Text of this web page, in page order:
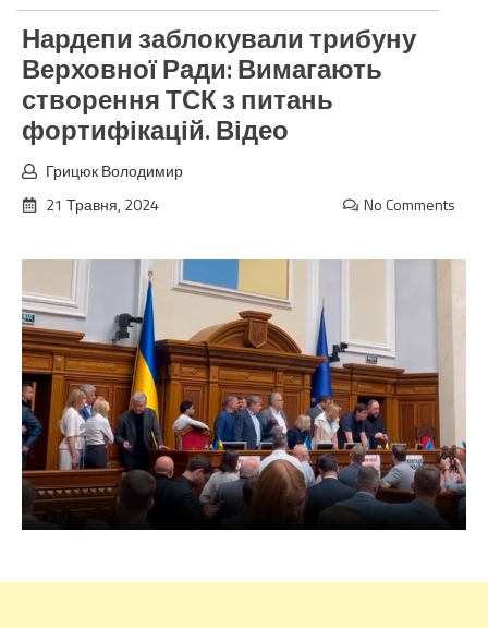
Нардепи заблокували трибуну
Верховної Ради: Вимагають
створення ТСК з питань
фортифікацій. Відео
Грицюк Володимир
21 Травня, 2024
No Comments